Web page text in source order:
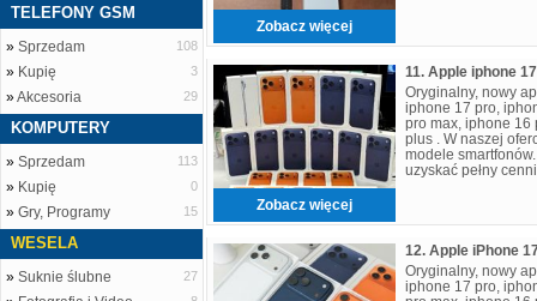
TELEFONY GSM
» Sprzedam 108
» Kupię 3
»Akcesoria 29
KOMPUTERY
» Sprzedam 113
» Kupię 0
» Gry, Programy 15
WESELA
» Suknie ślubne 27
Zobacz więcej
Zobacz więcej
Oryginalny, nowy
iphone 17 pro,
pro max, iphone 16
plus . W naszej
modele
uzyskać pełny
Oryginalny, nowy
iphone 17 pro,